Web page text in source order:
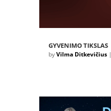
GYVENIMO TIKSLAS
byVilma Ditkevičius|